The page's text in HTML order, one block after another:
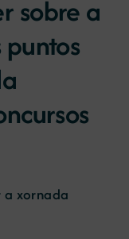
sobre a
xornada